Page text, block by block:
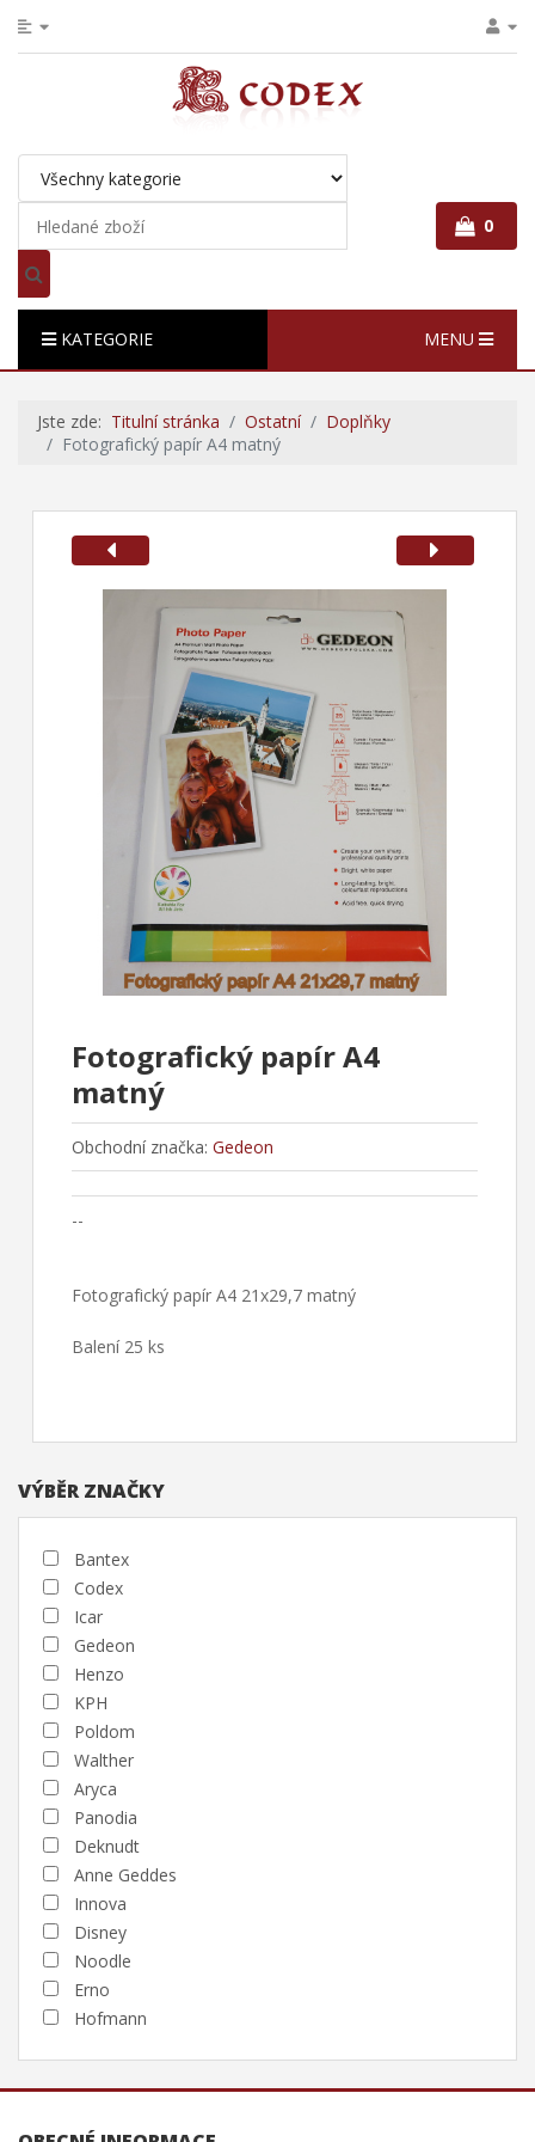
0
KATEGORIE MENU
Jste zde: Titulní stránka Ostatní
Doplňky
Fotografický papír A4 matný
VÝBĚR ZNAČKY
Bantex
Codex
Icar
Gedeon
Henzo
KPH
Poldom
Walther
Aryca
Panodia
Deknudt
Anne Geddes
Innova
Disney
Noodle
Erno
Hofmann
Fotografický papír A4
matný
Obchodní značka: Gedeon
--
Fotografický papír A4 21x29,7 matný
Balení 25 ks